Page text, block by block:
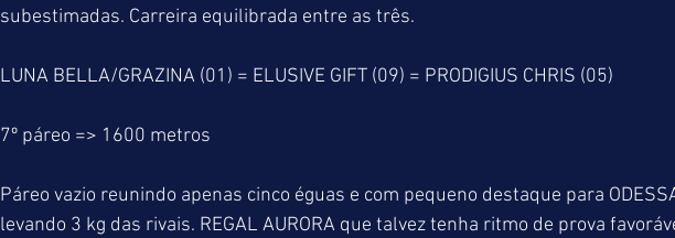
subestimadas. Carreira equilibrada entre as três.
LUNA BELLA/GRAZINA (01) = ELUSIVE GIFT (09) = PRODIGIUS CHRIS (05)
7º páreo => 1600 metros
Páreo vazio reunindo apenas cinco éguas e com pequeno destaque para
levando 3 kg das rivais. REGAL AURORA que talvez tenha ritmo de prova